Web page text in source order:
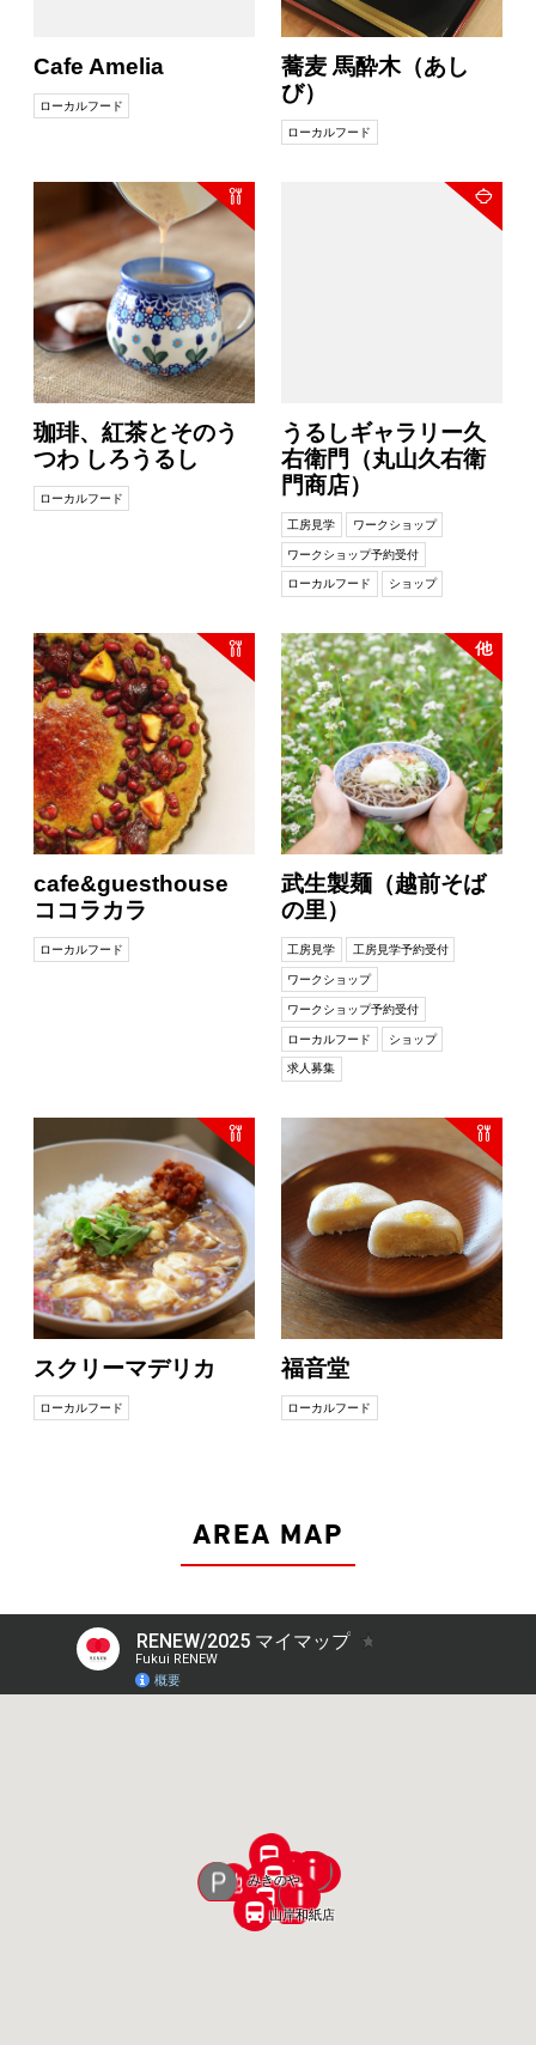
Cafe Amelia
ローカルフード
蕎麦 馬酔木（あし
び）
ローカルフード
珈琲、紅茶とそのう
つわ しろうるし
ローカルフード
うるしギャラリー久
右衛門（丸山久右衛
門商店）
工房見学 ワークショップ
ワークショップ予約受付
ローカルフード ショップ
cafe&guesthouse
ココラカラ
ローカルフード
武生製麺（越前そば
の里）
工房見学 工房見学予約受付
ワークショップ
ワークショップ予約受付
ローカルフード ショップ
求人募集
スクリーマデリカ
ローカルフード
福音堂
ローカルフード
AREA MAP